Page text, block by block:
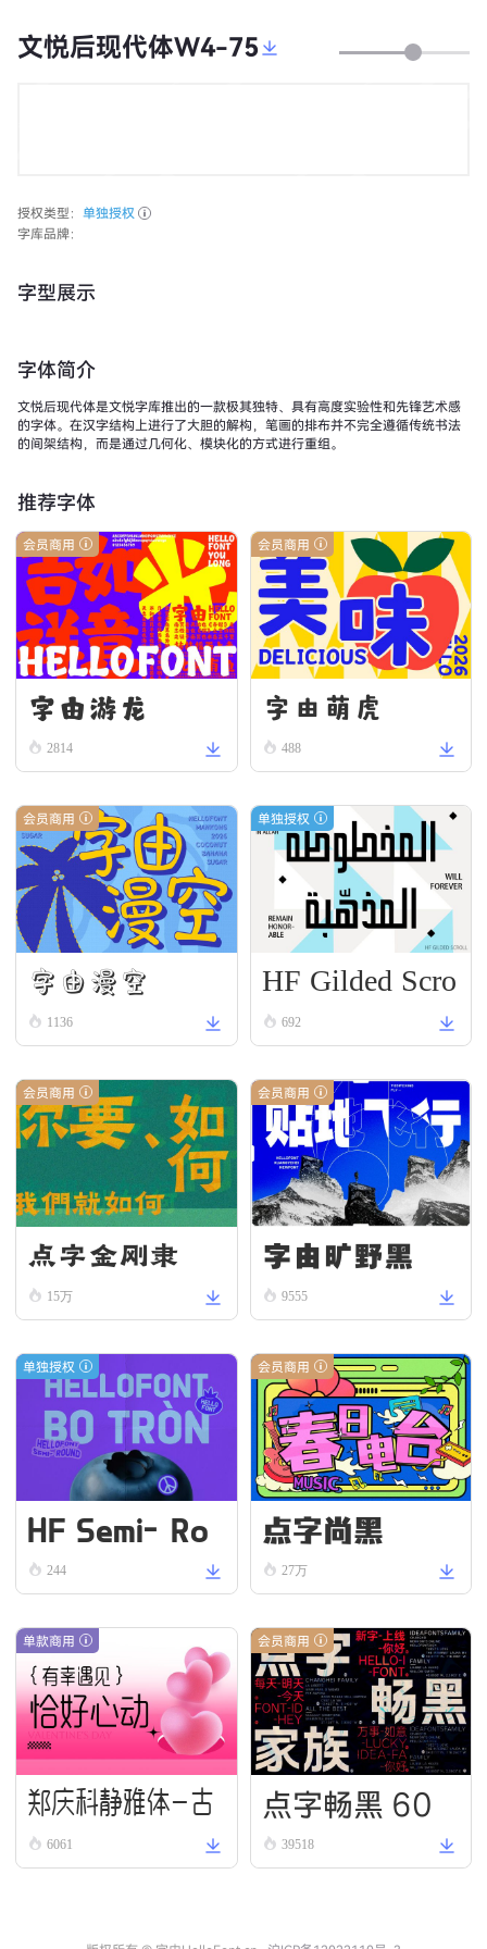
文悦后现代体W4-75
授权类型： 单独授权
字库品牌：
字型展示
字体简介
文悦后现代体是文悦字库推出的一款极其独特、具有高度实验性和先锋艺术感
的字体。在汉字结构上进行了大胆的解构，笔画的排布并不完全遵循传统书法
的间架结构，而是通过几何化、模块化的方式进行重组。
推荐字体
会员商用
字由游龙
2814
会员商用
字由萌虎
488
会员商用
字由漫空
1136
单独授权
HF Gilded Scro
ll 692
会员商用
点字金刚隶
15万
会员商用
字由旷野黑
9555
单独授权
HF Semi-Ro
und VN Bold
244
会员商用
点字尚黑
27万
单款商用
郑庆科静雅体-古
朴版 Simple
6061
会员商用
点字畅黑 60
39518